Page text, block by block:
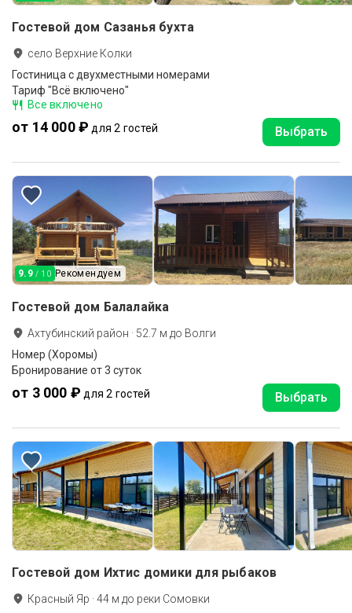
Гостевой дом Сазанья бухта
село Верхние Колки
Гостиница с двухместными номерами
Тариф "Всё включено"
Все включено
от 14 000 ₽ для 2 гостей Выбрать
9.9 / 10 Рекомендуем
Гостевой дом Балалайка
Ахтубинский район · 52.7 м до Волги
Номер (Хоромы)
Бронирование от 3 суток
от 3 000 ₽ для 2 гостей Выбрать
Гостевой дом Ихтис домики для рыбаков
Красный Яр ·44 м до реки Сомовки